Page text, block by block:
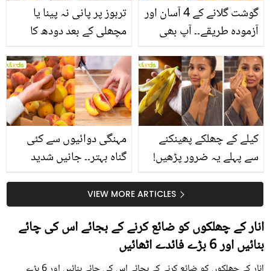
تربوز پر پانی نہ پینا یا
مچھلی کے بعد دودھ کا
سے متعلق غلط فہمیوں کی
حقیقت کیا ہے اور افواہ
کیا؟
گوشت گلانے کے 4 آسان اور
آزمودہ طریقے۔۔ آپ بھی
بتائے راز
مہنگی دوائیوں سے کئی
گناہ بہتر۔۔ جانیں شدید
کیوں کھانا چاہیے؟
کیلے کے چھلکے پھینکنے
سے پہلے یہ ضرور پڑھیں!
سستا اور قدرتی حلVIEW MORE ARTICLES
انار کے چھلکوں کو ضائع کرنے کے بجائے اس کی چائے
بنائيں اور 6 بڑے فائدے اٹھائیں